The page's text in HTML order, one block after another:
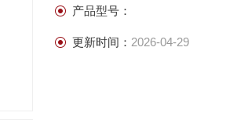
产品型号：
更新时间： 2026-04-29